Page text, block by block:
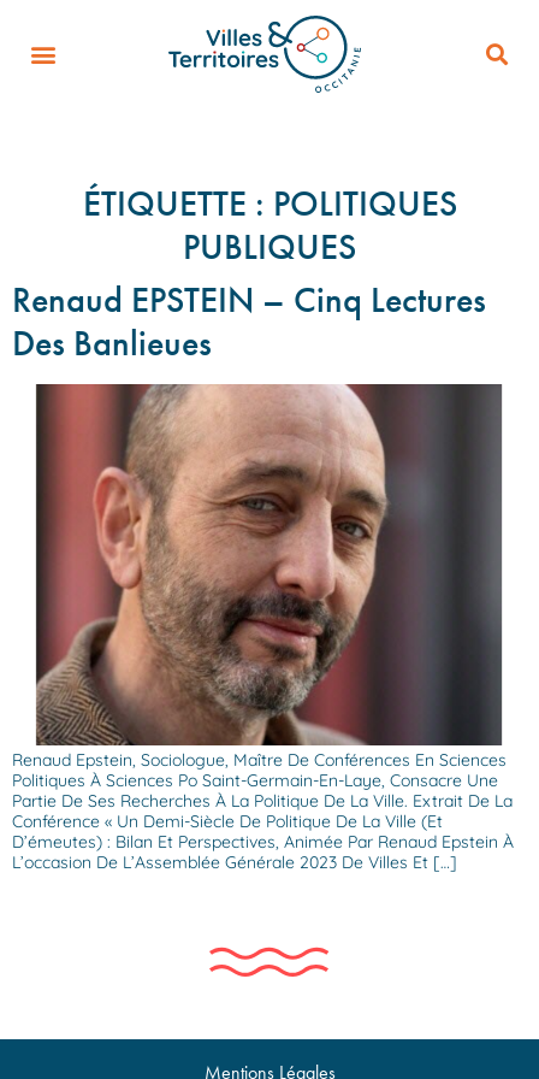
ÉTIQUETTE : POLITIQUES
PUBLIQUES
Renaud EPSTEIN – Cinq Lectures
Des Banlieues
Renaud Epstein, Sociologue, Maître De Conférences En Sciences
Politiques À Sciences Po Saint-Germain-En-Laye, Consacre Une
Partie De Ses Recherches À La Politique De La Ville. Extrait De La
Conférence « Un Demi-Siècle De Politique De La Ville (et
D’émeutes) : Bilan Et Perspectives, Animée Par Renaud Epstein À
L’occasion De L’Assemblée Générale 2023 De Villes Et […]
Mentions Légales